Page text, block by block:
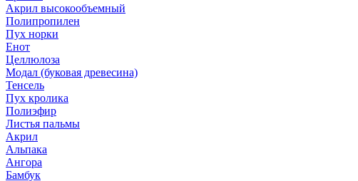
Акрил высокообъемный
Полипропилен
Пух норки
Енот
Целлюлоза
Модал (буковая древесина)
Тенсель
Пух кролика
Полиэфир
Листья пальмы
Акрил
Альпака
Ангора
Бамбук